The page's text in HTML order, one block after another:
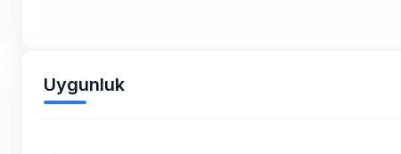
Uygunluk